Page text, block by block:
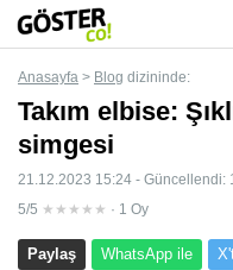
Anasayfa > Blog dizininde:
Takım elbise:
simgesi
21.12.2023 15:24 - Güncellendi:
5/5 ★★★★★ · 1 Oy
Paylaş WhatsApp ile